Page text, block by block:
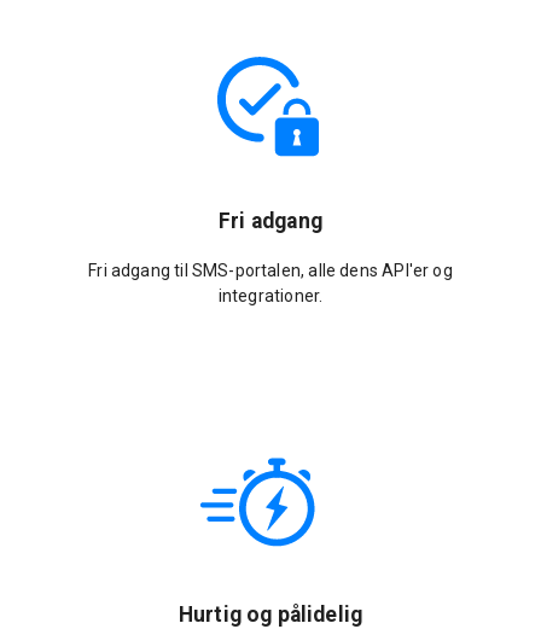
Fri adgang
Fri adgang til SMS-portalen, alle dens API'er og
integrationer.
Hurtig og pålidelig